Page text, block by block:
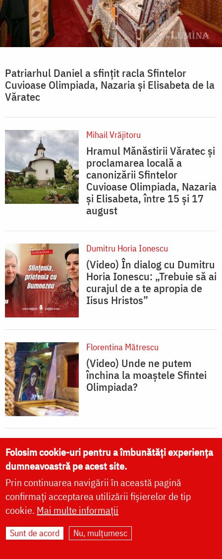
Patriarhul Daniel a sfințit racla Sfintelor
Cuvioase Olimpiada, Nazaria și Elisabeta de la
Văratec
Mihail Vrăjitoru
Hramul Mănăstirii Văratec și
proclamarea locală a
canonizării Sfintelor
Cuvioase Olimpiada, Nazaria
și Elisabeta, între 15 și 17
august
Dumitru Horia Ionescu
(Video) În dialog cu Dumitru
Horia Ionescu: „Trebuie să ai
curajul de a te apropia de
Iisus Hristos”
Florentina Mătrescu
(Video) Unde ne putem
închina la moaștele Sfintei
Olimpiada?
Florentina Mătrescu
(Video) Cum s-a pregătit
Sfânta Olimpiada pentru
întâlnirea cu Dumnezeu
Folosim cookie-uri pentru a îmbunătăți experiența
dumneavoastră pe acest site.
Prin continuarea navigării în această pagină
confirmați acceptarea utilizării fișierelor de tip
cookie. Mai multe informații
Sunt de acord Nu, mulțumesc